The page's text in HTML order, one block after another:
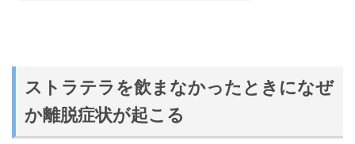
ストラテラを飲まなかったときになぜ
か離脱症状が起こる